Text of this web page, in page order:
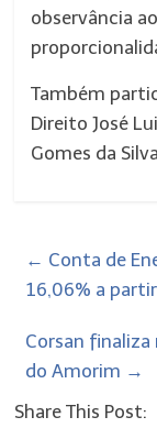
observância
Também
Direito José
Gomes da
← Conta de
16,06% a
Corsan
do Amorim →
Share This Post: